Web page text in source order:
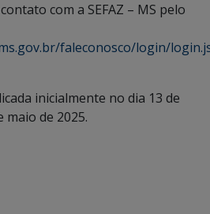
com a SEFAZ – MS pelo
faleconosco/login/
inicialmente no dia 13 de
maio de 2025.